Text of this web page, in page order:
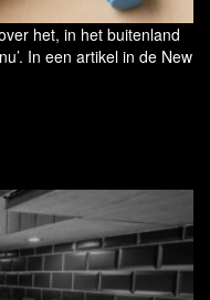
het, in het buitenland
In een artikel in de New